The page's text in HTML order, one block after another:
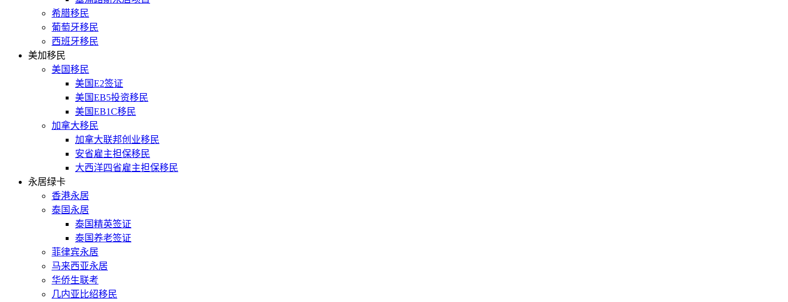
希腊移民
葡萄牙移民
西班牙移民
美加移民
美国移民
美国E2签证
美国EB5投资移民
美国EB1C移民
加拿大移民
加拿大联邦创业移民
安省雇主担保移民
大西洋四省雇主担保移民
永居绿卡
香港永居
泰国永居
泰国精英签证
泰国养老签证
菲律宾永居
马来西亚永居
华侨生联考
几内亚比绍移民